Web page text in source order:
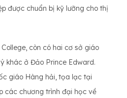
được chuẩn bị kỹ lưỡng cho thị
còn có hai cơ sở giáo
khác ở Đảo Prince Edward.
giáo Hàng hải, tọa lạc tại
các chương trình đại học về